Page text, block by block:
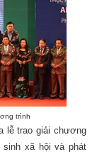
trình
lễ trao giải chương
sinh xã hội và phát